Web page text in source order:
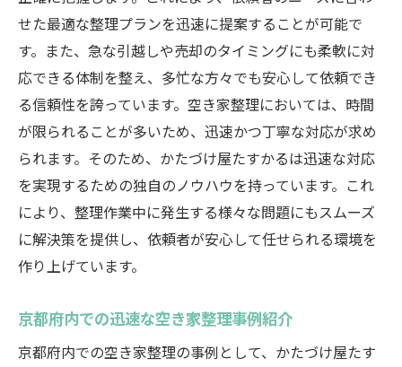
せた最適な整理プランを迅速に提案することが可能で
す。また、急な引越しや売却のタイミングにも柔軟に対
応できる体制を整え、多忙な方々でも安心して依頼でき
る信頼性を誇っています。空き家整理においては、時間
が限られることが多いため、迅速かつ丁寧な対応が求め
られます。そのため、かたづけ屋たすかるは迅速な対応
を実現するための独自のノウハウを持っています。これ
により、整理作業中に発生する様々な問題にもスムーズ
に解決策を提供し、依頼者が安心して任せられる環境を
作り上げています。
京都府内での迅速な空き家整理事例紹介
京都府内での空き家整理の事例として、かたづけ屋たす